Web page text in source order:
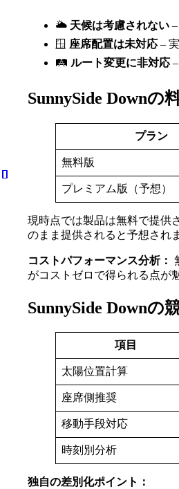
🌥️ 天候は考慮されない
🪟 座席配置は未対応 –
🛤️ ルート変更に非対応
SunnySide Downの
プラン
無料版
プレミアム版（予想）
現時点では製品は無料で提供
のまま提供されると予想され
コストパフォーマンス分析：
がコストゼロで得られる点が
SunnySide Downの
項目
太陽位置計算
座席側推奨
移動手段対応
時刻別分析
独自の差別化ポイント：